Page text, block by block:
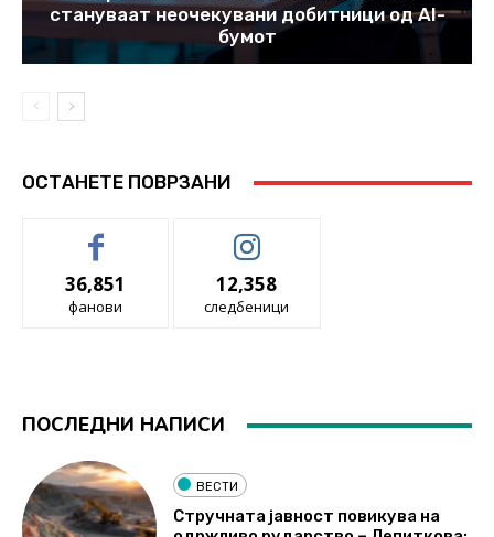
стануваат неочекувани добитници од AI-
бумот
ОСТАНЕТЕ ПОВРЗАНИ
36,851
фанови
12,358
следбеници
ПОСЛЕДНИ НАПИСИ
ВЕСТИ
Стручната јавност повикува на